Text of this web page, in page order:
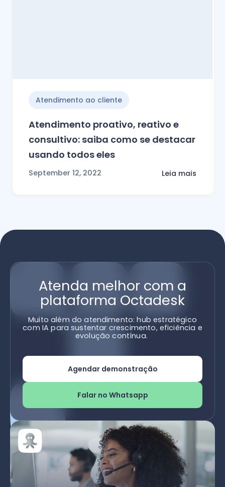
Atendimento ao cliente
Atendimento proativo, reativo e
consultivo: saiba como se destacar
usando todos eles
September 12, 2022 Leia mais
Atenda melhor com a
plataforma Octadesk
Muito além do atendimento: hub estratégico
com IA para sustentar crescimento, eficiência e
evolução contínua.
Agendar demonstração
Falar no Whatsapp